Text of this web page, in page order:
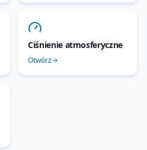
Ciśnienie atmosferyczne
Otwórz